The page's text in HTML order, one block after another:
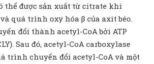
thể được sản xuất từ ​​citrate khi
quá trình oxy hóa β của axit béo.
đổi thành acetyl-CoA bởi ATP
Sau đó, acetyl-CoA carboxylase
trình chuyển đổi acetyl-CoA và một